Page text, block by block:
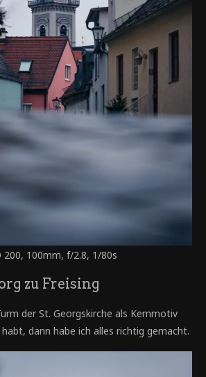
200, 100mm, f/2.8, 1/80s
zu Freising
der St. Georgskirche als Kernmotiv
dann habe ich alles richtig gemacht.